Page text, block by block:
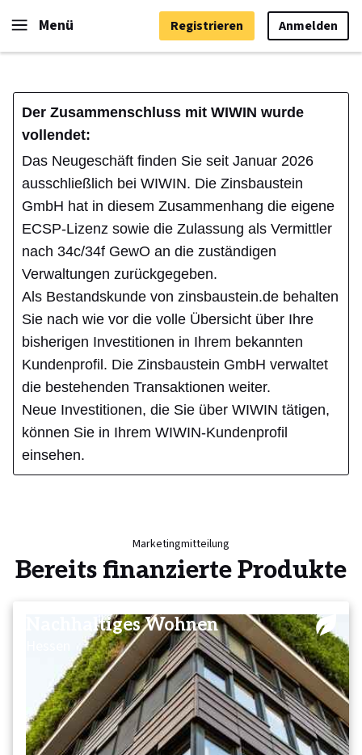
Menü Registrieren Anmelden
Der Zusammenschluss mit WIWIN wurde
vollendet:
Das Neugeschäft finden Sie seit Januar 2026
ausschließlich bei WIWIN. Die Zinsbaustein
GmbH hat in diesem Zusammenhang die eigene
ECSP-Lizenz sowie die Zulassung als Vermittler
nach 34c/34f GewO an die zuständigen
Verwaltungen zurückgegeben.
Als Bestandskunde von zinsbaustein.de behalten
Sie nach wie vor die volle Übersicht über Ihre
bisherigen Investitionen in Ihrem bekannten
Kundenprofil. Die Zinsbaustein GmbH verwaltet
die bestehenden Transaktionen weiter.
Neue Investitionen, die Sie über WIWIN tätigen,
können Sie in Ihrem WIWIN-Kundenprofil
einsehen.
Marketingmitteilung
Bereits finanzierte Produkte
Nachhaltiges Wohnen